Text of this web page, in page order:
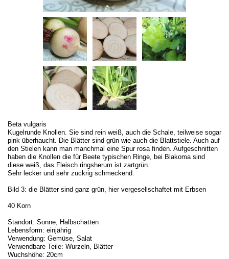
Beta vulgaris
Kugelrunde Knollen. Sie sind rein weiß, auch die Schale, teilweise sogar
pink überhaucht. Die Blätter sind grün wie auch die Blattstiele. Auch auf
den Stielen kann man manchmal eine Spur rosa finden. Aufgeschnitten
haben die Knollen die für Beete typischen Ringe, bei Blakoma sind
diese weiß, das Fleisch ringsherum ist zartgrün.
Sehr lecker und sehr zuckrig schmeckend.
Bild 3: die Blätter sind ganz grün, hier vergesellschaftet mit Erbsen
40 Korn
Standort: Sonne, Halbschatten
Lebensform: einjährig
Verwendung: Gemüse, Salat
Verwendbare Teile: Wurzeln, Blätter
Wuchshöhe: 20cm